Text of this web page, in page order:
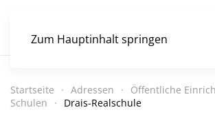
Zum Hauptinhalt springen
Startseite Adressen
Öffentliche
Schulen
Drais-Realschule